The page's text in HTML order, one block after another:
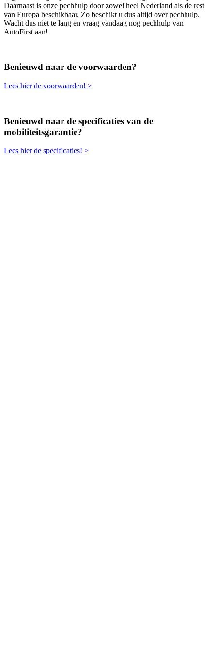
Daarnaast is onze pechhulp door zowel heel Nederland als de rest
van Europa beschikbaar. Zo beschikt u dus altijd over pechhulp.
Wacht dus niet te lang en vraag vandaag nog pechhulp van
AutoFirst aan!
Benieuwd naar de voorwaarden?
Lees hier de voorwaarden! >
Benieuwd naar de specificaties van de
mobiliteitsgarantie?
Lees hier de specificaties! >